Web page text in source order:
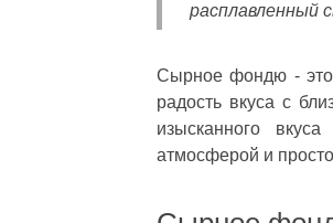
расплавленный
Сырное фондю - это
радость вкуса с
изысканного
атмосферой и